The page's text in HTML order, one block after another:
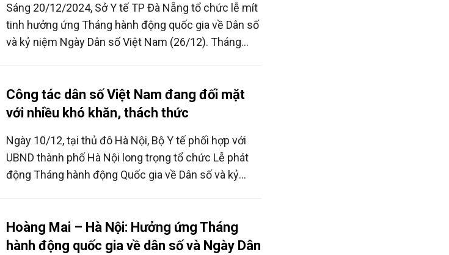
Sáng 20/12/2024, Sở Y tế TP Đà Nẵng tổ chức lễ mít
tinh hưởng ứng Tháng hành động quốc gia về Dân số
và kỷ niệm Ngày Dân số Việt Nam (26/12). Tháng
phát triển, chăm sóc sức khỏe sinh sản vị thành niên
được chú trọng.
Công tác dân số Việt Nam đang đối mặt
với nhiều khó khăn, thách thức
Ngày 10/12, tại thủ đô Hà Nội, Bộ Y tế phối hợp với
UBND thành phố Hà Nội long trọng tổ chức Lễ phát
động Tháng hành động Quốc gia về Dân số và kỷ
phồn vinh, gia đình hạnh phúc”.
Hoàng Mai – Hà Nội: Hưởng ứng Tháng
hành động quốc gia về dân số và Ngày Dân